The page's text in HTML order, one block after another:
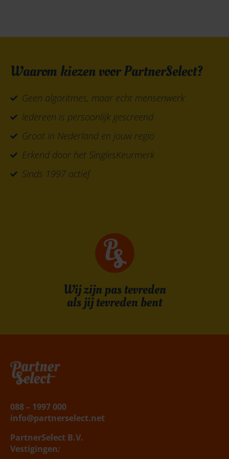
Wij zijn pas tevreden
als jij tevreden bent
Waarom kiezen voor PartnerSelect?
Geen algoritmes, maar echt mensenwerk
Iedereen is persoonlijk gescreend
Groot in Nederland en jouw regio
Erkend door het SinglesKeurmerk
Sinds 1997 actief
088 – 1997 000
info@partnerselect.net
PartnerSelect B.V.
Vestigingen: